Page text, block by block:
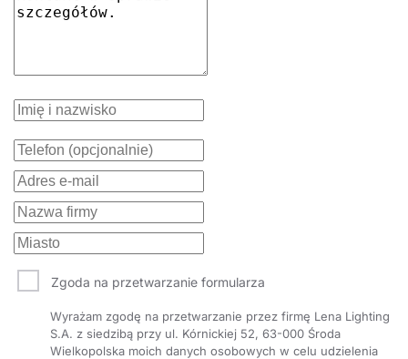
Zgoda na przetwarzanie formularza
Wyrażam zgodę na przetwarzanie przez firmę Lena Lighting
S.A. z siedzibą przy ul. Kórnickiej 52, 63-000 Środa
Wielkopolska moich danych osobowych w celu udzielenia